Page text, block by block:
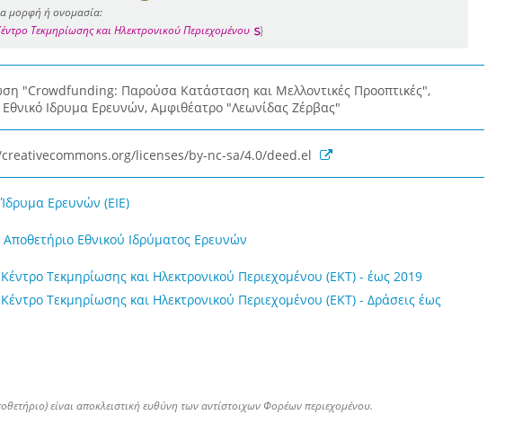
μορφή ή ονομασία:
Τεκμηρίωσης και Ηλεκτρονικού Περιεχομένου
"Crowdfunding: Παρούσα Κατάσταση και Μελλοντικές Προοπτικές",
Ιδρυμα Ερευνών, Αμφιθέατρο "Λεωνίδας Ζέρβας"
licenses/by-nc-sa/4.0/deed.el
Ερευνών (ΕΙΕ)
Αποθετήριο Εθνικού Ιδρύματος Ερευνών
Κέντρο Τεκμηρίωσης και Ηλεκτρονικού Περιεχομένου (ΕΚΤ) - έως 2019
Κέντρο Τεκμηρίωσης και Ηλεκτρονικού Περιεχομένου (ΕΚΤ) - Δράσεις έως
είναι αποκλειστική ευθύνη των αντίστοιχων Φορέων περιεχομένου.